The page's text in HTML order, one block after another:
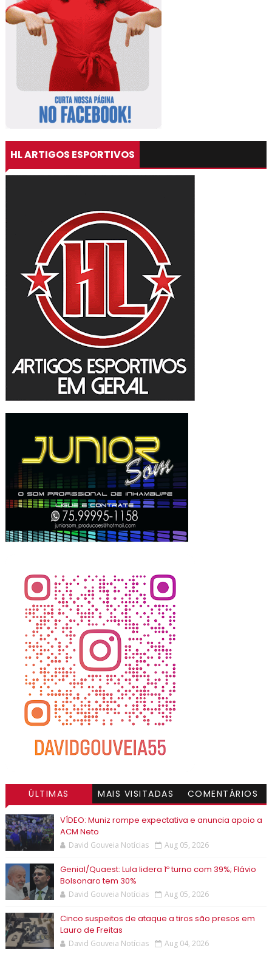
HL ARTIGOS ESPORTIVOS
ÚLTIMAS MAIS VISITADAS COMENTÁRIOS
VÍDEO: Muniz rompe expectativa e anuncia apoio a
ACM Neto
David Gouveia Notícias Aug 05, 2026
Genial/Quaest: Lula lidera 1º turno com 39%; Flávio
Bolsonaro tem 30%
David Gouveia Notícias Aug 05, 2026
Cinco suspeitos de ataque a tiros são presos em
Lauro de Freitas
David Gouveia Notícias Aug 04, 2026